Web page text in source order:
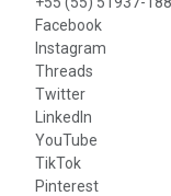
Facebook
Instagram
Threads
Twitter
LinkedIn
YouTube
TikTok
Pinterest